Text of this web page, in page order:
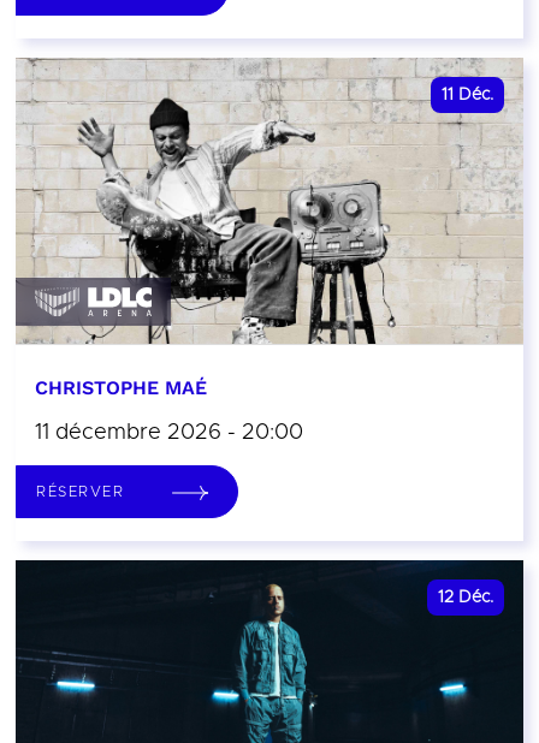
11 Déc.
CHRISTOPHE MAÉ
11 décembre 2026 - 20:00
RÉSERVER
12 Déc.